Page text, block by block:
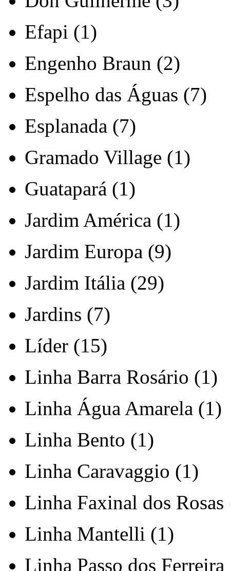
Efapi (1)
Engenho Braun (2)
Espelho das Águas (7)
Esplanada (7)
Gramado Village (1)
Guatapará (1)
Jardim América (1)
Jardim Europa (9)
Jardim Itália (29)
Jardins (7)
Líder (15)
Linha Barra Rosário (1)
Linha Água Amarela (1)
Linha Bento (1)
Linha Caravaggio (1)
Linha Faxinal dos Rosas
Linha Mantelli (1)
Linha Passo dos